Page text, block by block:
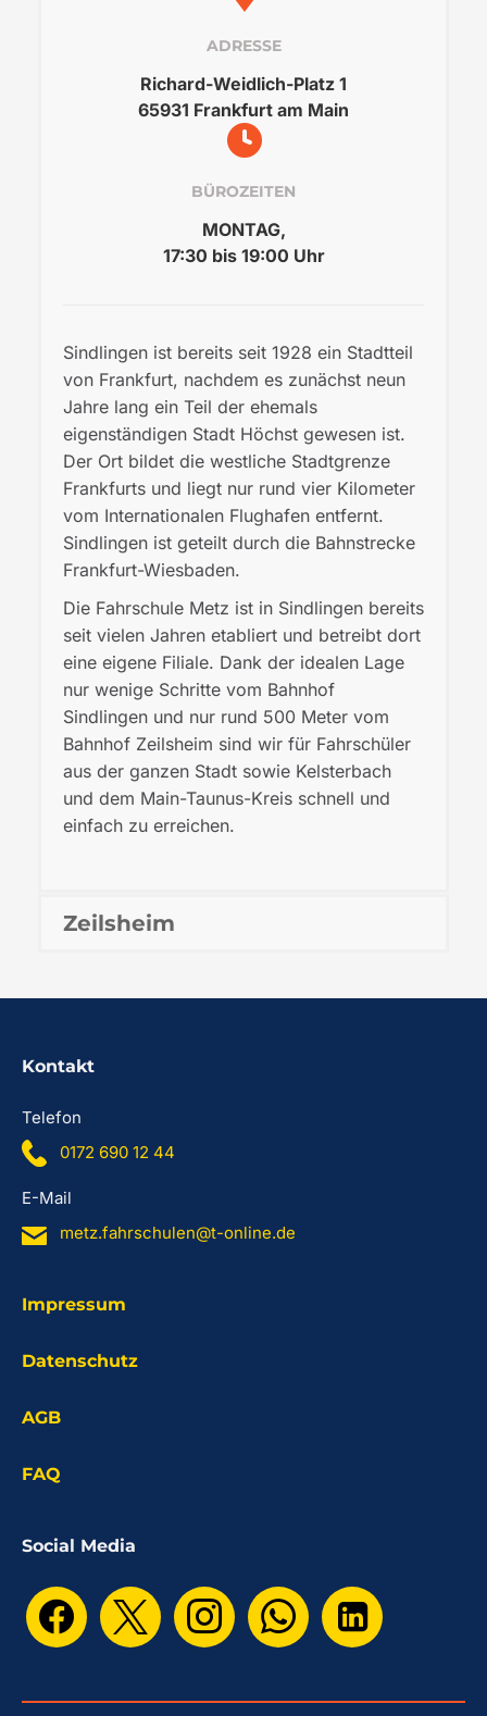
ADRESSE
Richard-Weidlich-Platz 1
65931 Frankfurt am Main
BÜROZEITEN
MONTAG,
17:30 bis 19:00 Uhr
Sindlingen ist bereits seit 1928 ein Stadtteil
von Frankfurt, nachdem es zunächst neun
Jahre lang ein Teil der ehemals
eigenständigen Stadt Höchst gewesen ist.
Der Ort bildet die westliche Stadtgrenze
Frankfurts und liegt nur rund vier Kilometer
vom Internationalen Flughafen entfernt.
Sindlingen ist geteilt durch die Bahnstrecke
Frankfurt-Wiesbaden.
Die Fahrschule Metz ist in Sindlingen bereits
seit vielen Jahren etabliert und betreibt dort
eine eigene Filiale. Dank der idealen Lage
nur wenige Schritte vom Bahnhof
Sindlingen und nur rund 500 Meter vom
Bahnhof Zeilsheim sind wir für Fahrschüler
aus der ganzen Stadt sowie Kelsterbach
und dem Main-Taunus-Kreis schnell und
einfach zu erreichen.
Zeilsheim
Kontakt
Telefon
0172 690 12 44
E-Mail
metz.fahrschulen@t-online.de
Impressum
Datenschutz
AGB
FAQ
Social Media
facebook x instagram whatsapp
linkedin-
square